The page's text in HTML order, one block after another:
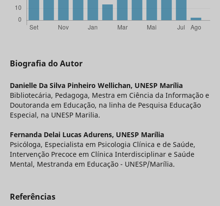
Biografia do Autor
Danielle Da Silva Pinheiro Wellichan, UNESP Marília
Bibliotecária, Pedagoga, Mestra em Ciência da Informação e
Doutoranda em Educação, na linha de Pesquisa Educação
Especial, na UNESP Marilia.
Fernanda Delai Lucas Adurens, UNESP Marília
Psicóloga, Especialista em Psicologia Clínica e de Saúde,
Intervenção Precoce em Clínica Interdisciplinar e Saúde
Mental, Mestranda em Educação - UNESP/Marília.
Referências